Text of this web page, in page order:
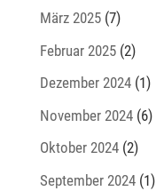
März 2025(7)
Februar 2025(2)
Dezember 2024(1)
November 2024(6)
Oktober 2024(2)
September 2024(1)